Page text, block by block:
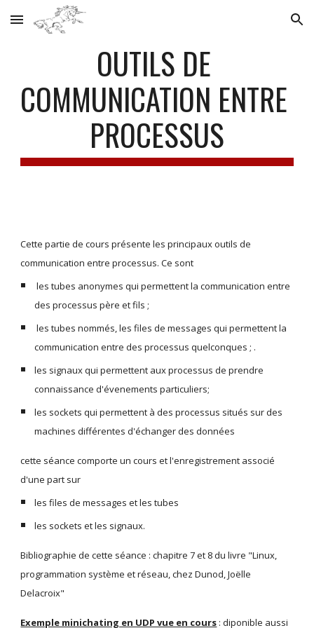
Skip to main content Skip to navigation
OUTILS DE
COMMUNICATION ENTRE
PROCESSUS
Cette partie de cours présente les principaux outils de
communication entre processus. Ce sont
les tubes anonymes qui permettent la communication entre
des processus père et fils ;
les tubes nommés, les files de messages qui permettent la
communication entre des processus quelconques ; .
les signaux qui permettent aux processus de prendre
connaissance d'évenements particuliers;
les sockets qui permettent à des processus situés sur des
machines différentes d'échanger des données
cette séance comporte un cours et l'enregistrement associé
d'une part sur
les files de messages et les tubes
les sockets et les signaux.
Bibliographie de cette séance : chapitre 7 et 8 du livre "Linux,
programmation système et réseau, chez Dunod, Joëlle
Delacroix"
Exemple minichating en UDP vue en cours : diponible aussi